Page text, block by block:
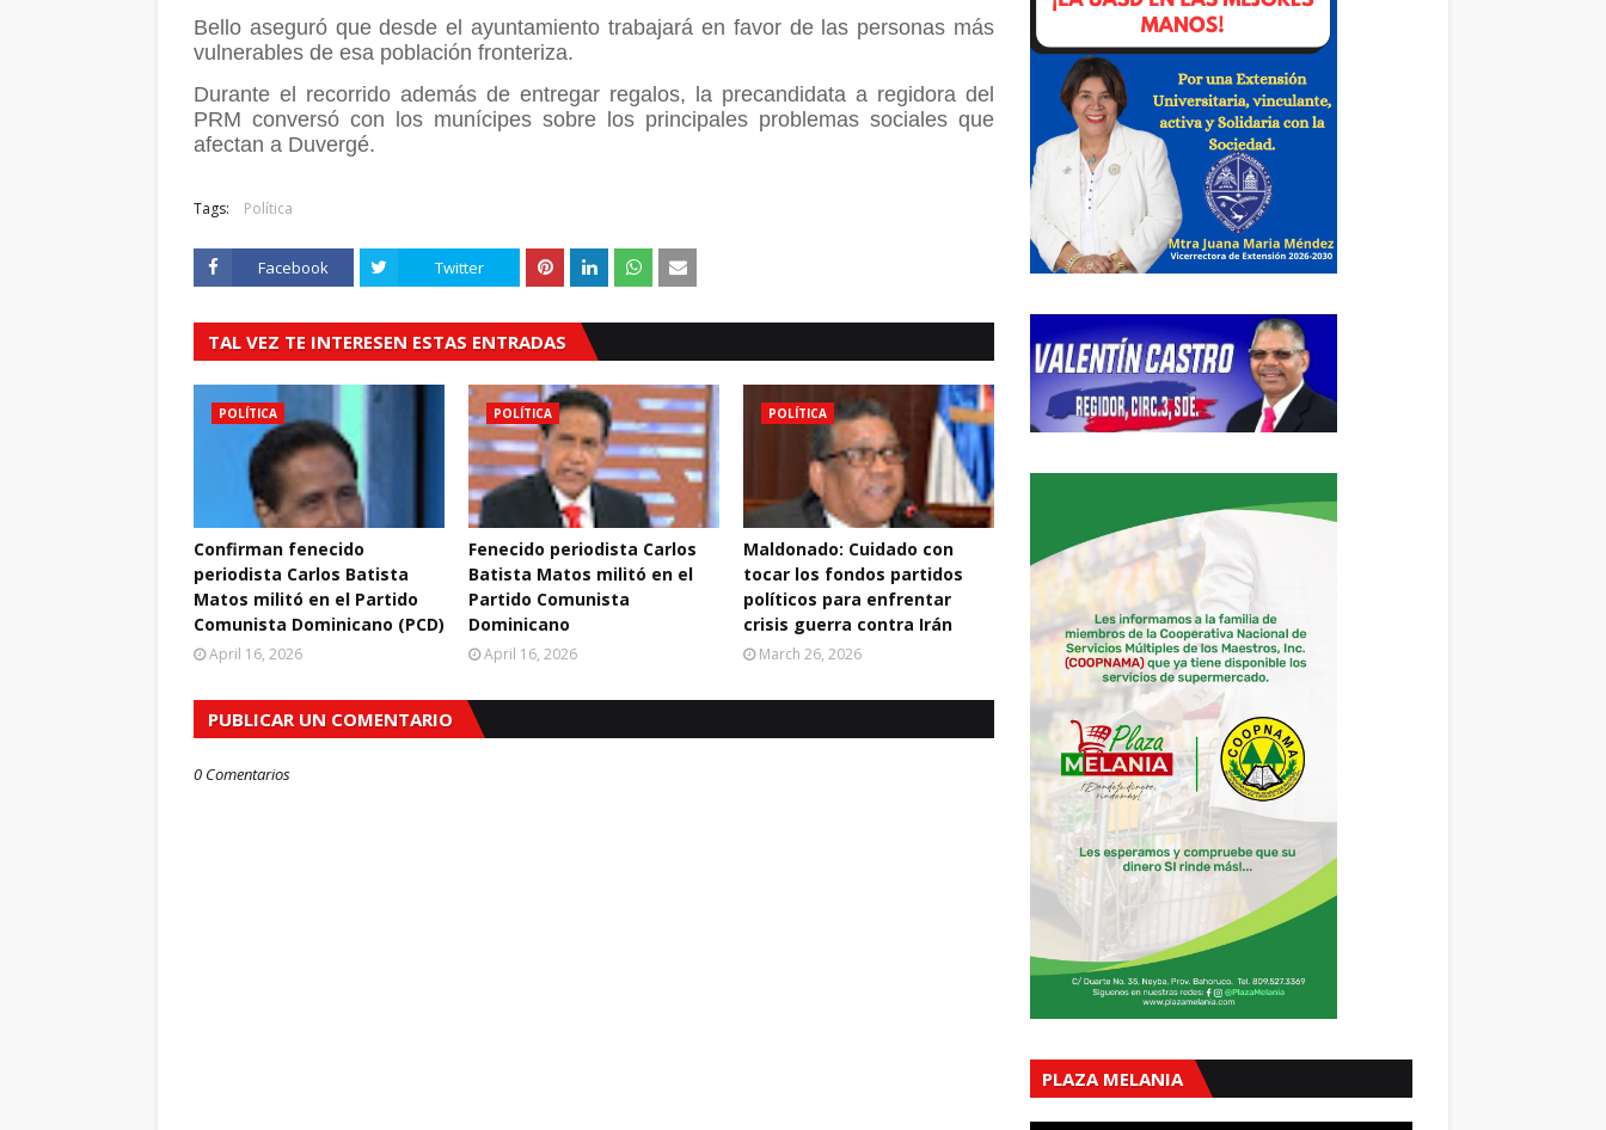
Bello aseguró que desde el ayuntamiento trabajará en favor de las personas más
vulnerables de esa población fronteriza.
Durante el recorrido además de entregar regalos, la precandidata a regidora del
PRM conversó con los munícipes sobre los principales problemas sociales que
afectan a Duvergé.
Tags: Política
Facebook Twitter
TAL VEZ TE INTERESEN ESTAS ENTRADAS
POLÍTICA
Confirman fenecido
periodista Carlos Batista
Matos militó en el Partido
Comunista Dominicano (PCD)
April 16, 2026
POLÍTICA
Fenecido periodista Carlos
Batista Matos militó en el
Partido Comunista
Dominicano
April 16, 2026
POLÍTICA
Maldonado: Cuidado con
tocar los fondos partidos
políticos para enfrentar
crisis guerra contra Irán
March 26, 2026
PUBLICAR UN COMENTARIO
0 Comentarios
PLAZA MELANIA